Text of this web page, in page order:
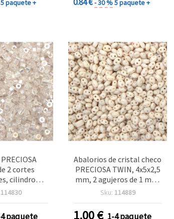
5 paquete + - 30 %5 paquete +
2 cortes
cilindro
pulido
agujero 1,5
114830
paquete
Abalorios de cristal checo
PRECIOSA TWIN, 4x5x2,5
mm, 2 agujeros de 1 mm,
color encaje antiguo
Sku: 114889
1.00€ 1-4 paquete